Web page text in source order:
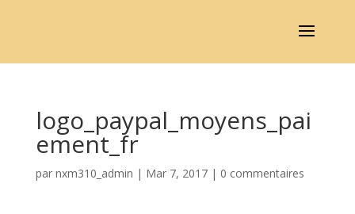
logo_paypal_moyens_pai
ement_fr
par nxm310_admin | Mar 7, 2017| 0 commentaires